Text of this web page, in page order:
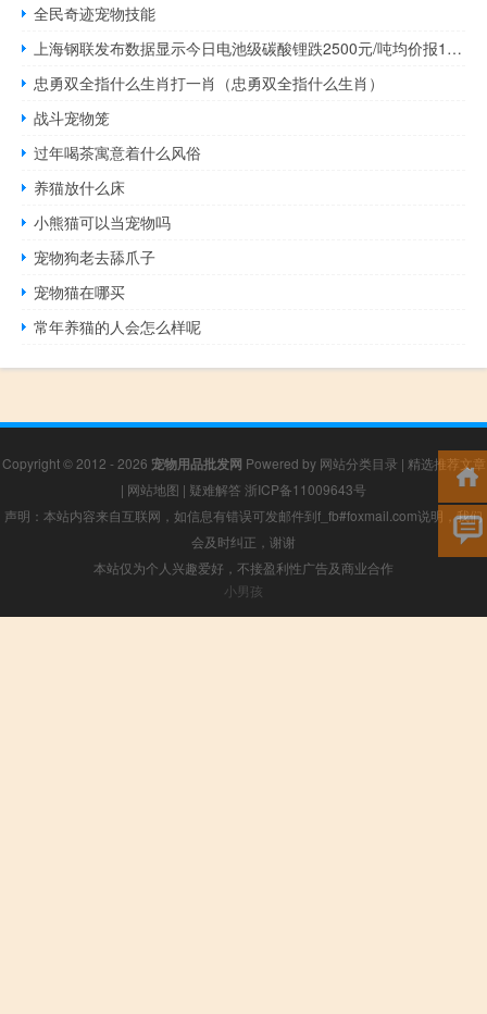
全民奇迹宠物技能
上海钢联发布数据显示今日电池级碳酸锂跌2500元/吨均价报18.6万元/吨
忠勇双全指什么生肖打一肖（忠勇双全指什么生肖）
战斗宠物笼
过年喝茶寓意着什么风俗
养猫放什么床
小熊猫可以当宠物吗
宠物狗老去舔爪子
宠物猫在哪买
常年养猫的人会怎么样呢
Copyright © 2012 - 2026 宠物用品批发网 Powered by 网站分类目录 | 精选推荐文章
| 网站地图 | 疑难解答 浙ICP备11009643号
声明：本站内容来自互联网，如信息有错误可发邮件到f_fb#foxmail.com说明，我们
会及时纠正，谢谢
本站仅为个人兴趣爱好，不接盈利性广告及商业合作
小男孩